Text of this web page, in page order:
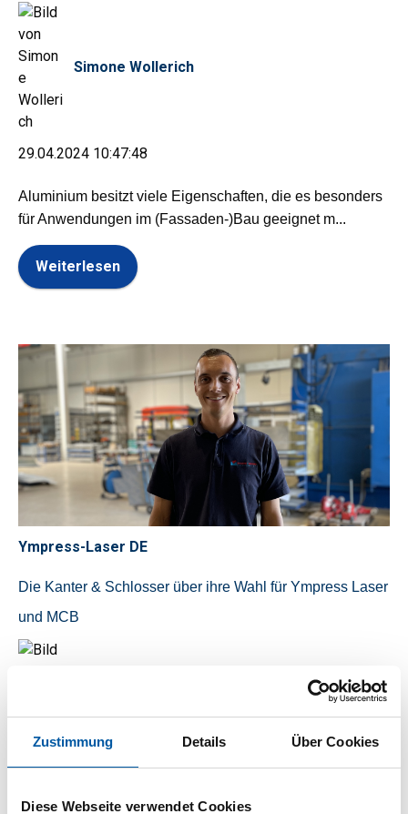
Zustimmung Details Über Cookies
Diese Webseite verwendet Cookies
Simone Wollerich
29.04.2024 10:47:48
Aluminium besitzt viele Eigenschaften, die es besonders
für Anwendungen im (Fassaden-)Bau geeignet m...
Weiterlesen
Ympress-Laser DE
Die Kanter & Schlosser über ihre Wahl für Ympress Laser
und MCB